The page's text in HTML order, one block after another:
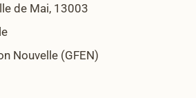
de Mai, 13003
Nouvelle (GFEN)